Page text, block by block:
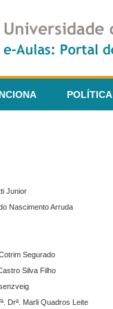
Junior
Nascimento Arruda
Segurado
Silva Filho
Drª. Marli Quadros Leite